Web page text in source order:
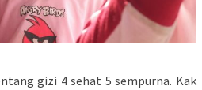
gizi 4 sehat 5 sempurna. Kak